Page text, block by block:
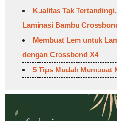
Kualitas Tak
Laminasi Bambu
Membuat Lem untuk
dengan Crossbond X4
5 Tips Mudah Membuat